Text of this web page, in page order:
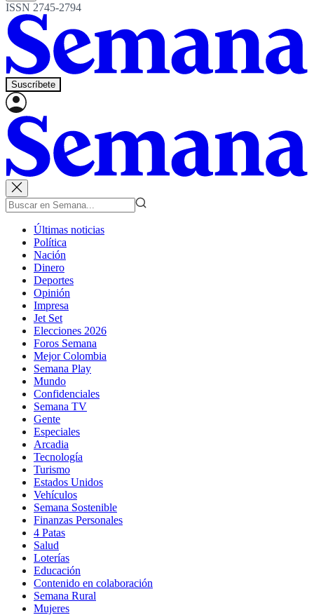
ISSN 2745-2794
Suscríbete
Últimas noticias
Política
Nación
Dinero
Deportes
Opinión
Impresa
Jet Set
Elecciones 2026
Foros Semana
Mejor Colombia
Semana Play
Mundo
Confidenciales
Semana TV
Gente
Especiales
Arcadia
Tecnología
Turismo
Estados Unidos
Vehículos
Semana Sostenible
Finanzas Personales
4 Patas
Salud
Loterías
Educación
Contenido en colaboración
Semana Rural
Mujeres